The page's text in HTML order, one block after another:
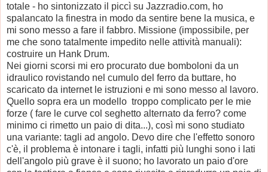
totale - ho sintonizzato il piccì su Jazzradio.com, ho
spalancato la finestra in modo da sentire bene la musica, e
mi sono messo a fare il fabbro. Missione (impossibile, per
me che sono tatalmente impedito nelle attività manuali):
costruire un Hank Drum.
Nei giorni scorsi mi ero procurato due bomboloni da un
idraulico rovistando nel cumulo del ferro da buttare, ho
scaricato da internet le istruzioni e mi sono messo al lavoro.
Quello sopra era un modello troppo complicato per le mie
forze ( fare le curve col seghetto alternato da ferro? come
minimo ci rimetto un paio di dita...), così mi sono studiato
una variante: tagli ad angolo. Devo dire che l'effetto sonoro
c'è, il problema è intonare i tagli, infatti più lunghi sono i lati
dell'angolo più grave è il suono; ho lavorato un paio d'ore